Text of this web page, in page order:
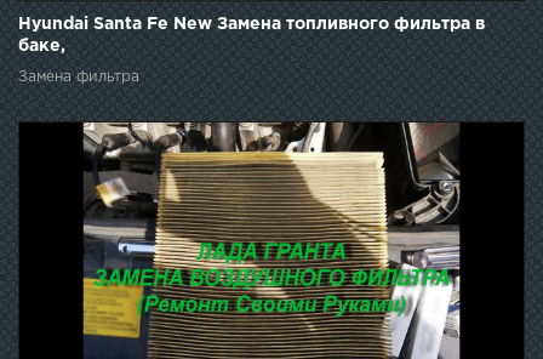
Hyundai Santa Fe New Замена топливного фильтра в
баке,
Замена фильтра